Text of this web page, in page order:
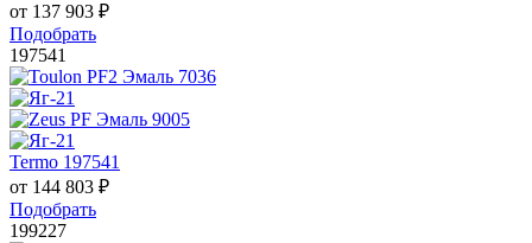
от 137 903 ₽
Подобрать
197541
Termo 197541
от 144 803 ₽
Подобрать
199227